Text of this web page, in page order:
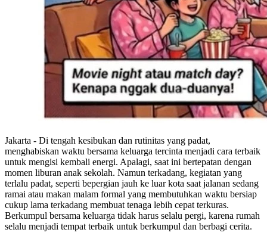
Jakarta - Di tengah kesibukan dan rutinitas yang padat,
menghabiskan waktu bersama keluarga tercinta menjadi cara terbaik
untuk mengisi kembali energi. Apalagi, saat ini bertepatan dengan
momen liburan anak sekolah. Namun terkadang, kegiatan yang
terlalu padat, seperti bepergian jauh ke luar kota saat jalanan sedang
ramai atau makan malam formal yang membutuhkan waktu bersiap
cukup lama terkadang membuat tenaga lebih cepat terkuras.
Berkumpul bersama keluarga tidak harus selalu pergi, karena rumah
selalu menjadi tempat terbaik untuk berkumpul dan berbagi cerita.